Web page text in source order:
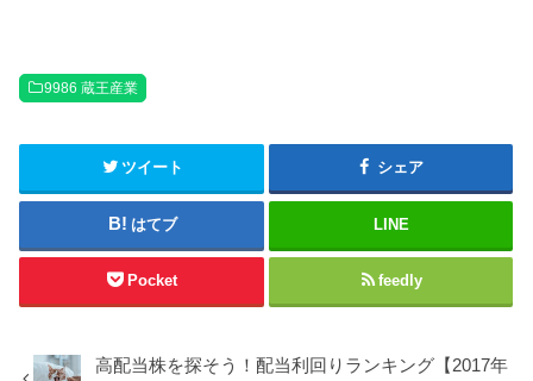
9986 蔵王産業
ツイート シェア
はてブ LINE
Pocket feedly
高配当株を探そう！配当利回りランキング【2017年